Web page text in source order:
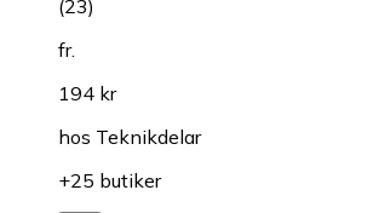
(23)
fr.
194 kr
hos Teknikdelar
+25 butiker